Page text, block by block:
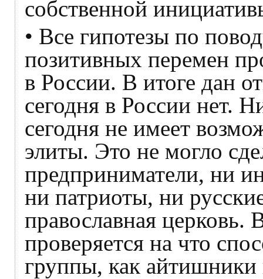
собственной
• Все гипотезы по
позитивных перемен
в России. В итоге дан
сегодня в России нет.
сегодня не имеет
элиты. Это не могло
предприниматели, ни
ни патриоты, ни
православная
проверяется на что
группы, как